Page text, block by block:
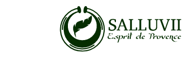
Panneau de gestion des cookies